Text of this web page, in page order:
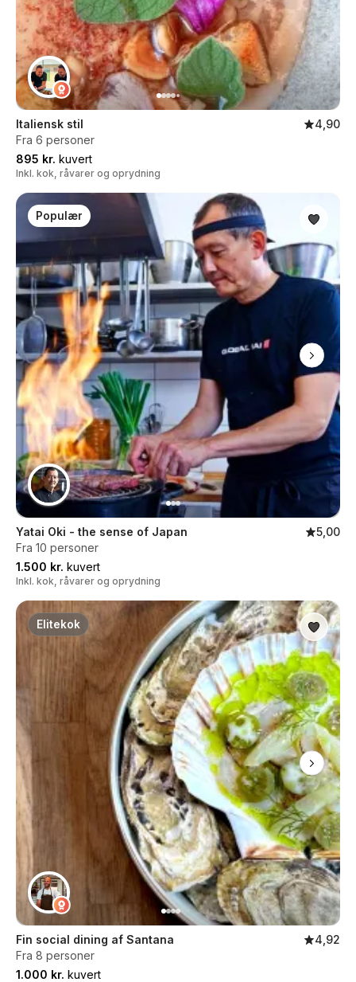
Italiensk stil
4,90
Fra 6 personer
895 kr. kuvert
Inkl. kok, råvarer og oprydning
Populær
Yatai Oki - the sense of Japan
5,00
Fra 10 personer
1.500 kr. kuvert
Inkl. kok, råvarer og oprydning
Elitekok
Fin social dining af Santana
4,92
Fra 8 personer
1.000 kr. kuvert